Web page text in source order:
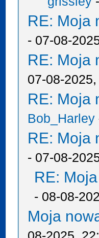
RE: Moja
- 07-08-
RE: Moja
07-08-
RE: Moja
Bob_Harley
RE: Moja
- 07-08-
RE:
- 08-08-
Moja